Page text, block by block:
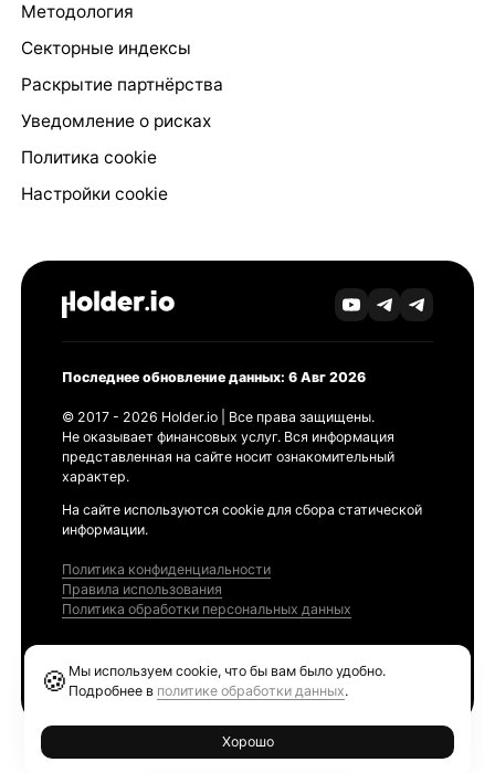
Методология
Секторные индексы
Раскрытие партнёрства
Уведомление о рисках
Политика cookie
Настройки cookie
Последнее обновление данных: 6 Авг 2026
© 2017 - 2026 Holder.io | Все права защищены.
Не оказывает финансовых услуг. Вся информация
представленная на сайте носит ознакомительный
характер.
На сайте используются cookie для сбора статической
информации.
Политика конфиденциальности
Правила использования
Политика обработки персональных данных
🍪 Мы используем cookie, что бы вам было удобно.
Подробнее в политике обработки данных.
Хорошо
Ethereum GAS Tracker